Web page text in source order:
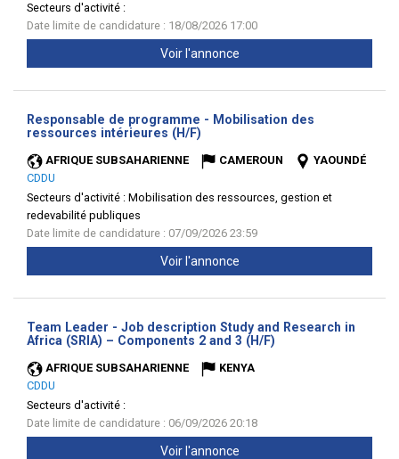
Secteurs d'activité :
Date limite de candidature : 18/08/2026 17:00
Voir l'annonce
Responsable de programme - Mobilisation des
ressources intérieures (H/F)
AFRIQUE SUBSAHARIENNE CAMEROUN
YAOUNDÉ
CDDU
Secteurs d'activité : Mobilisation des ressources, gestion et
redevabilité publiques
Date limite de candidature : 07/09/2026 23:59
Voir l'annonce
Team Leader - Job description Study and Research in
Africa (SRIA) – Components 2 and 3 (H/F)
AFRIQUE SUBSAHARIENNE
KENYA
CDDU
Secteurs d'activité :
Date limite de candidature : 06/09/2026 20:18
Voir l'annonce